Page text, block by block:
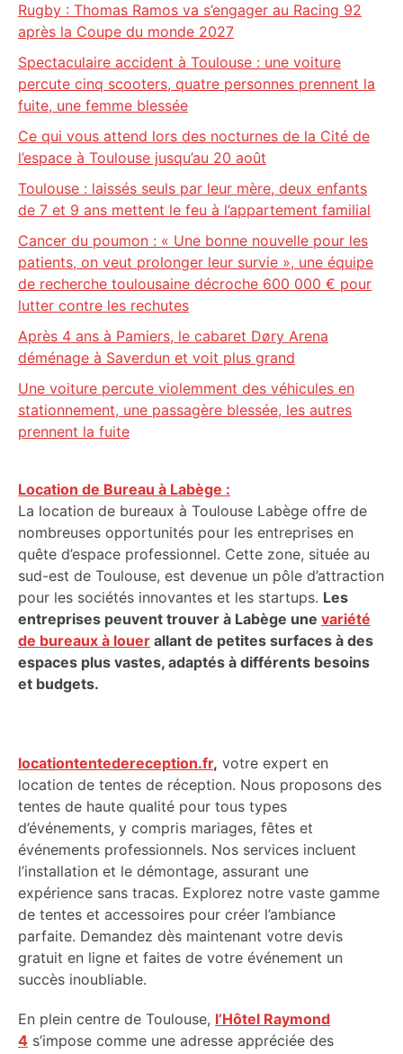
Rugby : Thomas Ramos va s’engager au Racing 92
après la Coupe du monde 2027
Spectaculaire accident à Toulouse : une voiture
percute cinq scooters, quatre personnes prennent la
fuite, une femme blessée
Ce qui vous attend lors des nocturnes de la Cité de
l’espace à Toulouse jusqu’au 20 août
Toulouse : laissés seuls par leur mère, deux enfants
de 7 et 9 ans mettent le feu à l’appartement familial
Cancer du poumon : « Une bonne nouvelle pour les
patients, on veut prolonger leur survie », une équipe
de recherche toulousaine décroche 600 000 € pour
lutter contre les rechutes
Après 4 ans à Pamiers, le cabaret Døry Arena
déménage à Saverdun et voit plus grand
Une voiture percute violemment des véhicules en
stationnement, une passagère blessée, les autres
prennent la fuite
Location de Bureau à Labège :
La location de bureaux à Toulouse Labège offre de
nombreuses opportunités pour les entreprises en
quête d’espace professionnel. Cette zone, située au
sud-est de Toulouse, est devenue un pôle d’attraction
pour les sociétés innovantes et les startups. Les
entreprises peuvent trouver à Labège une variété
de bureaux à louer allant de petites surfaces à des
espaces plus vastes, adaptés à différents besoins
et budgets.
locationtentedereception.fr, votre expert en
location de tentes de réception. Nous proposons des
tentes de haute qualité pour tous types
d’événements, y compris mariages, fêtes et
événements professionnels. Nos services incluent
l’installation et le démontage, assurant une
expérience sans tracas. Explorez notre vaste gamme
de tentes et accessoires pour créer l’ambiance
parfaite. Demandez dès maintenant votre devis
gratuit en ligne et faites de votre événement un
succès inoubliable.
En plein centre de Toulouse, l’Hôtel Raymond
4 s’impose comme une adresse appréciée des